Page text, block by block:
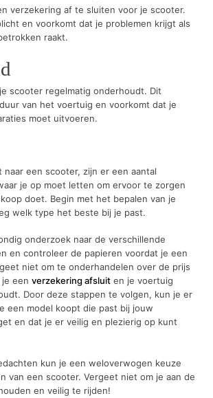
verzekering af te sluiten voor je scooter.
en voorkomt dat je problemen krijgt als
raakt.
scooter regelmatig onderhoudt. Dit
van het voertuig en voorkomt dat je
moet uitvoeren.
naar een scooter, zijn er een aantal
je op moet letten om ervoor te zorgen
doet. Begin met het bepalen van je
welk type het beste bij je past.
onderzoek naar de verschillende
en controleer de papieren voordat je een
niet om te onderhandelen over de prijs
een verzekering afsluit en je voertuig
Door deze stappen te volgen, kun je er
een model koopt die past bij jouw
en dat je er veilig en plezierig op kunt
kun je een weloverwogen keuze
van een scooter. Vergeet niet om je aan de
en veilig te rijden!